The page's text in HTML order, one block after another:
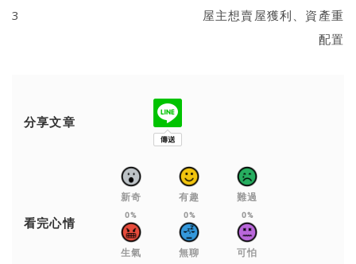
3
屋主想賣屋獲利、資產重
配置
分享文章
看完心情
新奇
0%
有趣
0%
難過
0%
生氣 無聊 可怕